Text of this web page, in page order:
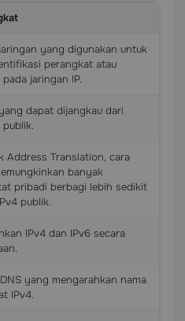
yang digunakan untuk
perangkat atau
jaringan IP.
dapat dijangkau dari
Address Translation, cara
banyak
pribadi berbagi lebih sedikit
publik.
IPv4 dan IPv6 secara
yang mengarahkan nama
IPv4.